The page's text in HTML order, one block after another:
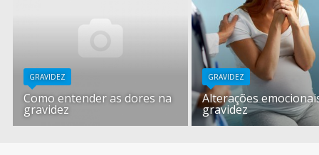
GRAVIDEZ
Como entender as dores na
gravidez
GRAVIDEZ
Alterações
gravidez